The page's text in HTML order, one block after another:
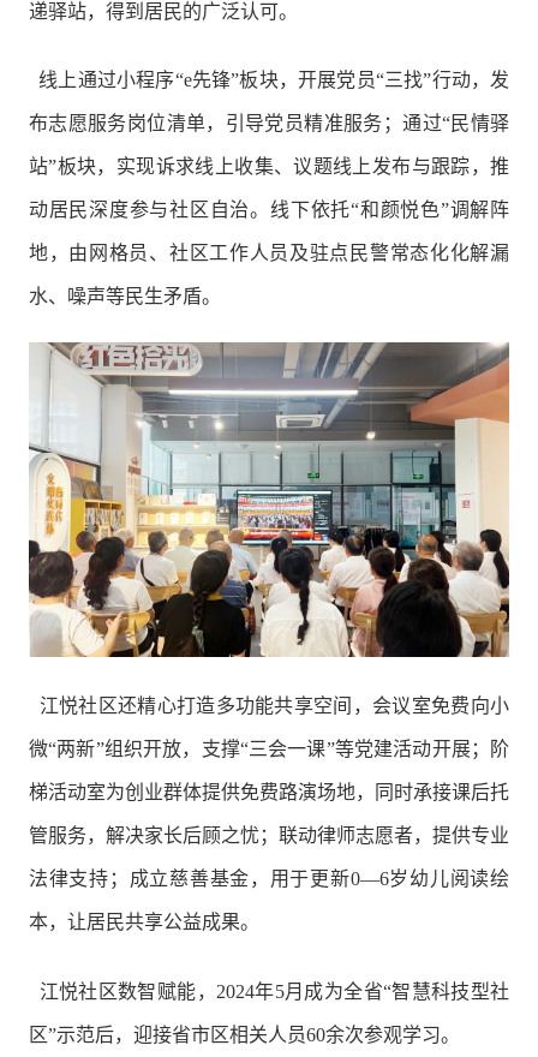
递驿站，得到居民的广泛认可。
线上通过小程序“e先锋”板块，开展党员“三找”行动，发
布志愿服务岗位清单，引导党员精准服务；通过“民情驿
站”板块，实现诉求线上收集、议题线上发布与跟踪，推
动居民深度参与社区自治。线下依托“和颜悦色”调解阵
地，由网格员、社区工作人员及驻点民警常态化化解漏
水、噪声等民生矛盾。
江悦社区还精心打造多功能共享空间，会议室免费向小
微“两新”组织开放，支撑“三会一课”等党建活动开展；阶
梯活动室为创业群体提供免费路演场地，同时承接课后托
管服务，解决家长后顾之忧；联动律师志愿者，提供专业
法律支持；成立慈善基金，用于更新0—6岁幼儿阅读绘
本，让居民共享公益成果。
江悦社区数智赋能，2024年5月成为全省“智慧科技型社
区”示范后，迎接省市区相关人员60余次参观学习。